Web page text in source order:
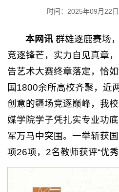
时间：2025年09月22日
本网讯 群雄逐鹿赛场
竞逐锋芒，实力自见真章
告艺术大赛终章落定，恰
国1800余所高校齐聚，近
创意的疆场竞逐巅峰，我
媒学院学子凭扎实专业功
军万马中突围。一举斩获
项26项，2名教师获评“优秀